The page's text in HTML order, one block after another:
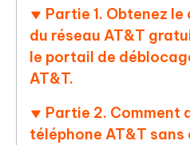
Partie 1. Obtenez
du réseau AT&T
le portail de
AT&T.
Partie 2. Comment
téléphone AT&T